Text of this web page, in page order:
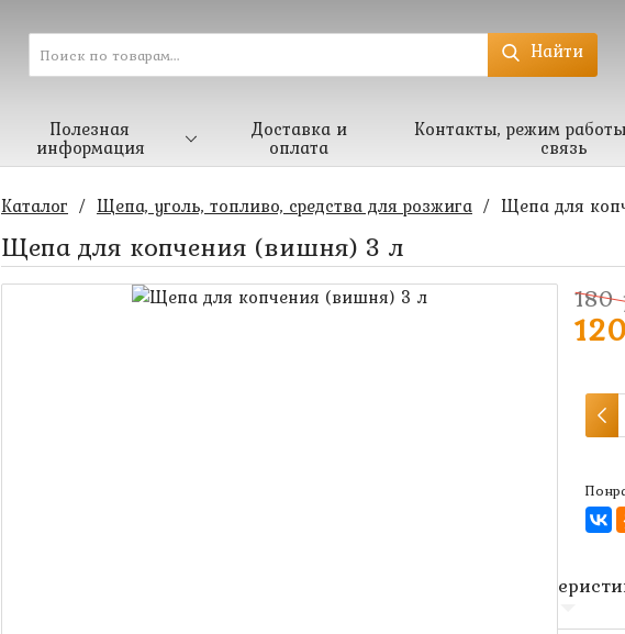
Найти
Полезная
информация
Доставка и
оплата
Контакты, режим
связь
Каталог / Щепа, уголь, топливо, средства для розжига / Щепа для
Щепа для копчения (вишня) 3 л
180